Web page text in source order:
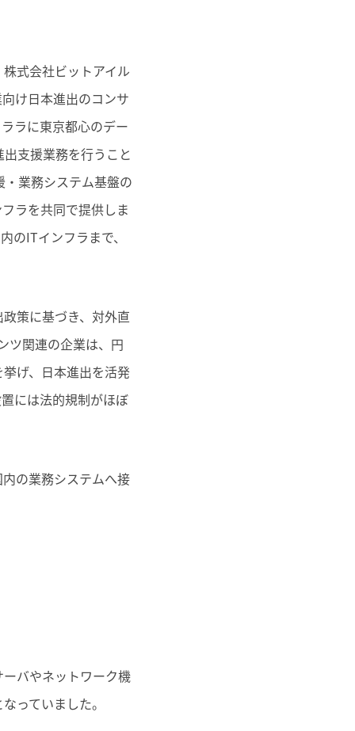
式会社ビットアイル
け日本進出のコンサ
ラに東京都心のデー
支援業務を行うこと
業務システム基盤の
ラを共同で提供しま
のITインフラまで、
策に基づき、対外直
ツ関連の企業は、円
げ、日本進出を活発
には法的規制がほぼ
の業務システムへ接
バやネットワーク機
っていました。